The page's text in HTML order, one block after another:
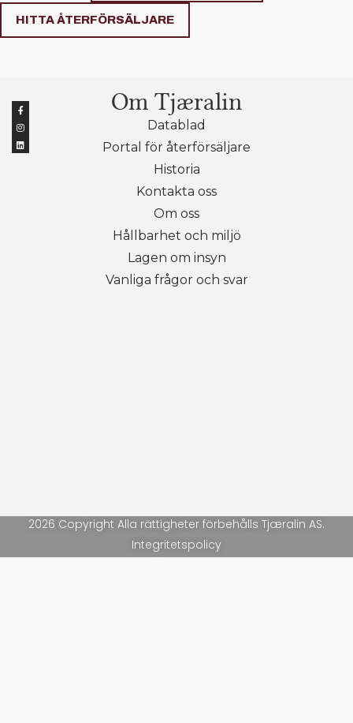
HITTA ÅTERFÖRSÄLJARE
Om Tjæralin
Datablad
Portal för återförsäljare
Historia
Kontakta oss
Om oss
Hållbarhet och miljö
Lagen om insyn
Vanliga frågor och svar
2026 Copyright Alla rättigheter förbehålls Tjæralin AS.
Integritetspolicy